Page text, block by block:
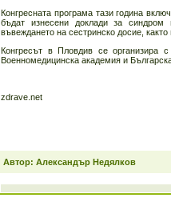
Конгресната програма тази година
бъдат изнесени доклади за синдром
въвеждането на сестринско досие, както
Конгресът в Пловдив се организира
Военномедицинска академия и
zdrave.net
Автор: Александър Недялков